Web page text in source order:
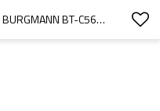
MEKANIK SALMASTRA TB59U BURGMANN BT-C56.KU CONTAYI DEĞIŞTIRIN JOHN CRANE T59U CONTA AESSEAL M03 CONTA